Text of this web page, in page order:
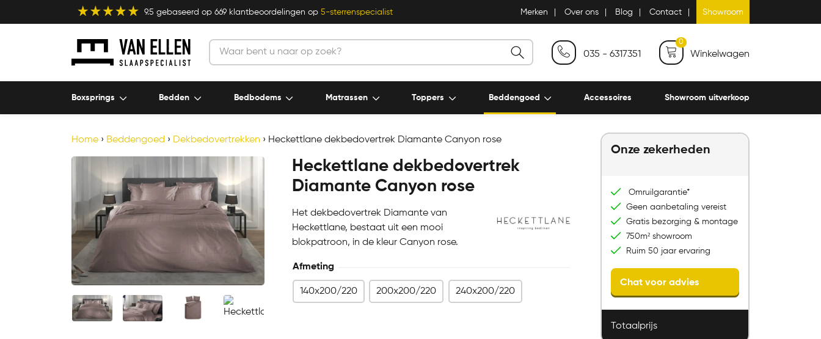
9.5 gebaseerd op 669 klantbeoordelingen op 5-sterrenspecialist Merken Over ons Blog Contact Showroom
035 - 6317351
0
Winkelwagen
Boxsprings Bedden Bedbodems Matrassen Toppers Beddengoed Accessoires Showroom uitverkoop
Home › Beddengoed › Dekbedovertrekken › Heckettlane dekbedovertrek Diamante Canyon rose
Heckettlane dekbedovertrek
Diamante Canyon rose
Het dekbedovertrek Diamante van
Heckettlane, bestaat uit een mooi
blokpatroon, in de kleur Canyon rose.
Afmeting
140x200/220 200x200/220 240x200/220
Onze zekerheden
Omruilgarantie*
Geen aanbetaling vereist
Gratis bezorging & montage
750m² showroom
Ruim 50 jaar ervaring
Chat voor advies
Totaalprijs